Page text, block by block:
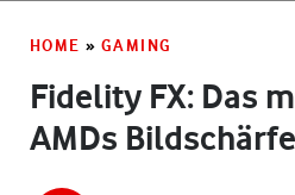
HOME » GAMING
Fidelity FX: Das
AMDs